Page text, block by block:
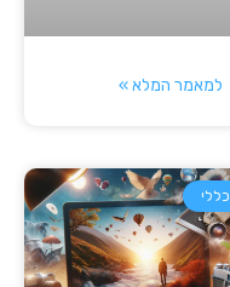
למאמר המלא »
כללי